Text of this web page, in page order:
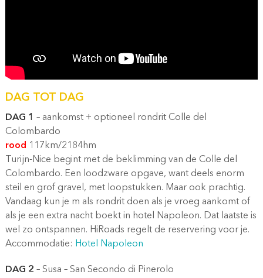
DAG TOT DAG
DAG 1 – aankomst + optioneel rondrit Colle del
Colombardo
rood 117km/2184hm
Turijn-Nice begint met de beklimming van de Colle del
Colombardo. Een loodzware opgave, want deels enorm
steil en grof gravel, met loopstukken. Maar ook prachtig.
Vandaag kun je m als rondrit doen als je vroeg aankomt of
als je een extra nacht boekt in hotel Napoleon. Dat laatste is
wel zo ontspannen. HiRoads regelt de reservering voor je.
Accommodatie: Hotel Napoleon
DAG 2 – Susa – San Secondo di Pinerolo